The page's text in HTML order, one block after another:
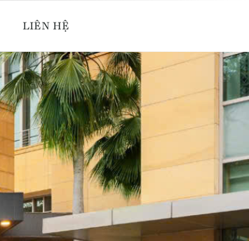
LIÊN HỆ